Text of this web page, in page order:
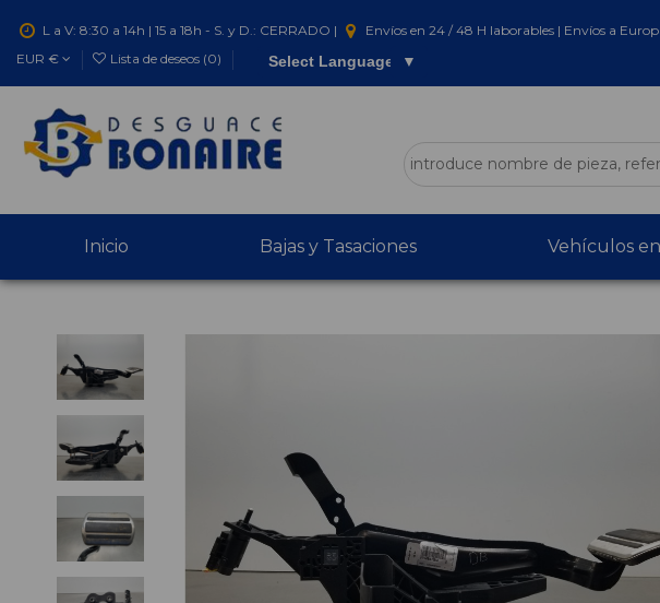
L a V: 8:30 a 14h | 15 a 18h - S. y D.: CERRADO | Envíos en 24 / 48 H laborables | Envíos a
EUR €
Lista de deseos (0) Select Language ▼
Inicio Bajas y Tasaciones Vehículos